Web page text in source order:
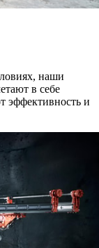
наши
в себе
эффективность и